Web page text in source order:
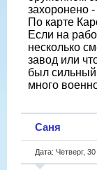
захоронено
По карте
Если на
несколько
завод или
был сильный
много
Саня
Дата: Четверг,